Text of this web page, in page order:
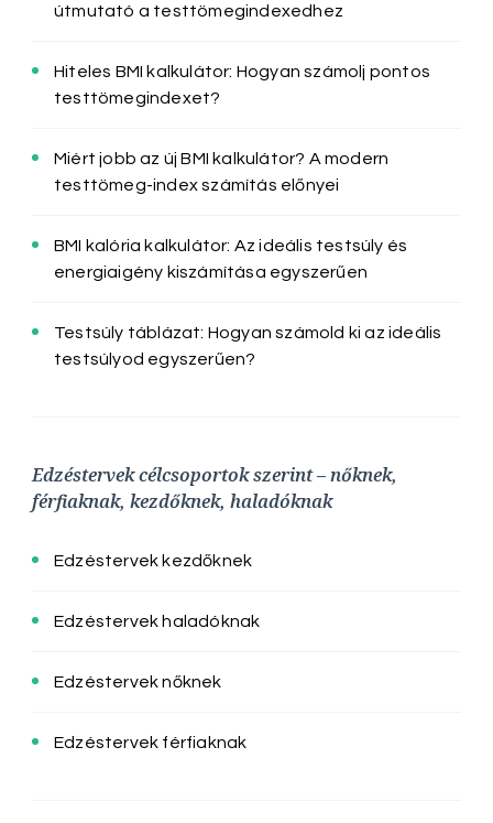
útmutató a testtömegindexedhez
Hiteles BMI kalkulátor: Hogyan számolj pontos
testtömegindexet?
Miért jobb az új BMI kalkulátor? A modern
testtömeg-index számítás előnyei
BMI kalória kalkulátor: Az ideális testsúly és
energiaigény kiszámítása egyszerűen
Testsúly táblázat: Hogyan számold ki az ideális
testsúlyod egyszerűen?
Edzéstervek célcsoportok szerint – nőknek,
férfiaknak, kezdőknek, haladóknak
Edzéstervek kezdőknek
Edzéstervek haladóknak
Edzéstervek nőknek
Edzéstervek férfiaknak